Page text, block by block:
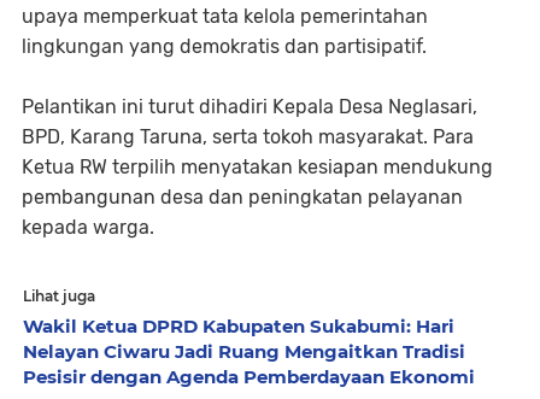
upaya memperkuat tata kelola pemerintahan
lingkungan yang demokratis dan partisipatif.
Pelantikan ini turut dihadiri Kepala Desa Neglasari,
BPD, Karang Taruna, serta tokoh masyarakat. Para
Ketua RW terpilih menyatakan kesiapan mendukung
pembangunan desa dan peningkatan pelayanan
kepada warga.
Lihat juga
Wakil Ketua DPRD Kabupaten Sukabumi: Hari
Nelayan Ciwaru Jadi Ruang Mengaitkan Tradisi
Pesisir dengan Agenda Pemberdayaan Ekonomi